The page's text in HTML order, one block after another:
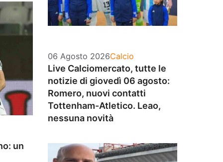
un
06 Agosto 2026Categorie
Calcio
Live Calciomercato, tutte le
notizie di giovedì 06 agosto:
Romero, nuovi contatti
Tottenham-Atletico. Leao,
nessuna novità